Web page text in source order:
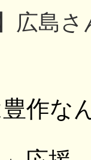
広島
作な